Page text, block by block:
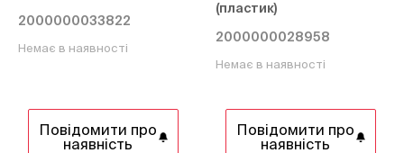
2000000033822
Немає в наявності
Повідомити про
наявність
(пластик)
2000000028958
Немає в наявності
Повідомити про
наявність